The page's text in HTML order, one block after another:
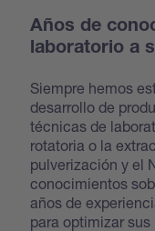
Años de
laboratorio a
Siempre hemos
desarrollo de
técnicas de
rotatoria o la
pulverización y el
conocimientos
años de
para optimizar sus